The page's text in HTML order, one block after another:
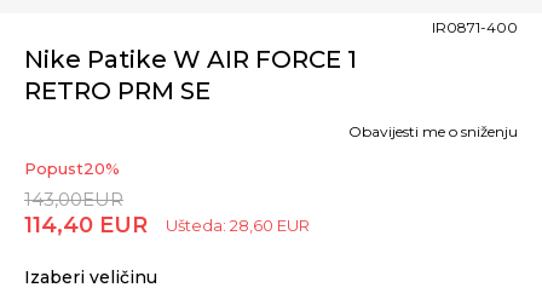
Nike Patike W AIR FORCE 1
RETRO PRM SE
IR0871-400
Popust20%
143,00EUR
114,40 EUR Ušteda: 28,60 EUR
Obavijesti me o sniženju
Izaberi veličinu